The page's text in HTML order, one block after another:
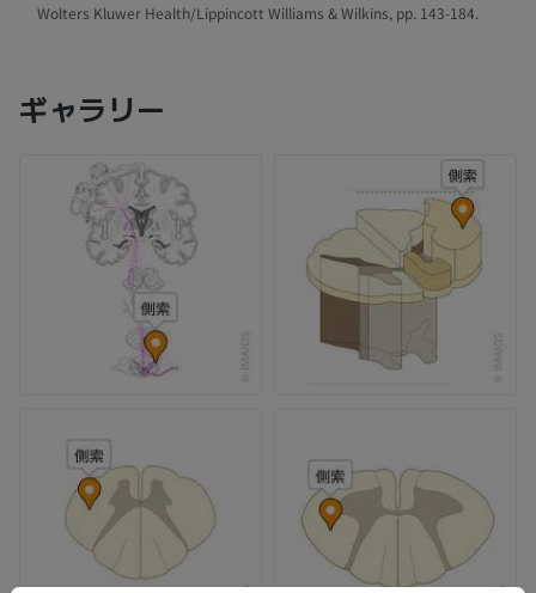
Wolters Kluwer Health/Lippincott Williams & Wilkins, pp. 143-184.
ギャラリー